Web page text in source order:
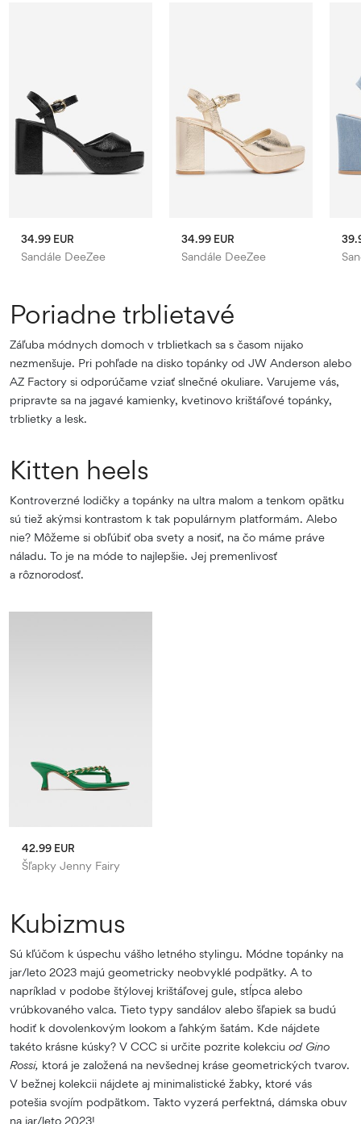
Sandále DeeZee
34.99 EUR
Sandále DeeZee
34.99 EUR
Poriadne trblietavé
Záľuba módnych domoch v trblietkach sa s časom nijako
nezmenšuje. Pri pohľade na disko topánky od JW Anderson alebo
AZ Factory si odporúčame vziať slnečné okuliare. Varujeme vás,
pripravte sa na jagavé kamienky, kvetinovo krištáľové topánky,
trblietky a lesk.
Kitten heels
Kontroverzné lodičky a topánky na ultra malom a tenkom opätku
sú tiež akýmsi kontrastom k tak populárnym platformám. Alebo
nie? Môžeme si obľúbiť oba svety a nosiť, na čo máme práve
náladu. To je na móde to najlepšie. Jej premenlivosť
a rôznorodosť.
Šľapky Jenny Fairy
42.99 EUR
Kubizmus
Sú kľúčom k úspechu vášho letného stylingu. Módne topánky na
jar/leto 2023 majú geometricky neobvyklé podpätky. A to
napríklad v podobe štýlovej krištáľovej gule, stĺpca alebo
vrúbkovaného valca. Tieto typy sandálov alebo šľapiek sa budú
hodiť k dovolenkovým lookom a ľahkým šatám. Kde nájdete
takéto krásne kúsky? V CCC si určite pozrite kolekciu od Gino
Rossi, ktorá je založená na nevšednej kráse geometrických tvarov.
V bežnej kolekcii nájdete aj minimalistické žabky, ktoré vás
potešia svojím podpätkom. Takto vyzerá perfektná, dámska obuv
na jar/leto 2023!